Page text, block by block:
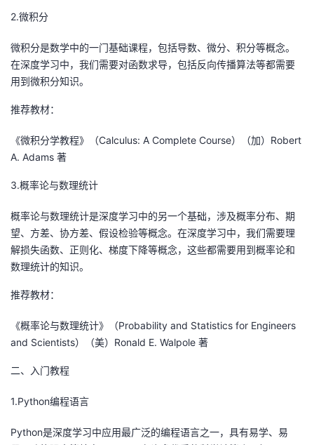
开
发
者
学
堂
我
的
我
证
实
的
的
Programs
我
的
支
持
的
技
持
我
的
建
议
2.微积分
微积分是数学中的一门基础课程，包括导数、微分、积分等概念。
在深度学习中，我们需要对函数求导，包括反向传播算法等都需要
用到微积分知识。
推荐教材：
《微积分学教程》（Calculus: A Complete Course）（加）Robert
A. Adams 著
3.概率论与数理统计
概率论与数理统计是深度学习中的另一个基础，涉及概率分布、期
望、方差、协方差、假设检验等概念。在深度学习中，我们需要理
解损失函数、正则化、梯度下降等概念，这些都需要用到概率论和
数理统计的知识。
推荐教材：
《概率论与数理统计》（Probability and Statistics for Engineers
and Scientists）（美）Ronald E. Walpole 著
二、入门教程
1.Python编程语言
Python是深度学习中应用最广泛的编程语言之一，具有易学、易